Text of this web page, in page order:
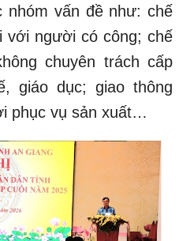
nhóm vấn đề như: chế
với người có công; chế
chuyên trách cấp
giáo dục; giao thông
phục vụ sản xuất…